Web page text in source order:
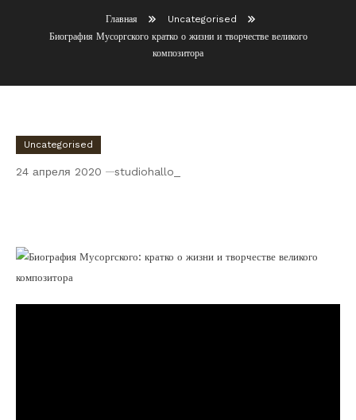
Главная
Uncategorised
Биография Мусоргского кратко о жизни и творчестве великого
композитора
Uncategorised
24 апреля 2020 studiohallo_